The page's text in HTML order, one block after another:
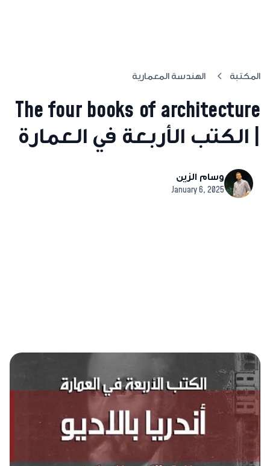
المكتبة الهندسة المعمارية
The four books of architecture
| الكتب الأربعة في العمارة
وسام الزين
January 6, 2025